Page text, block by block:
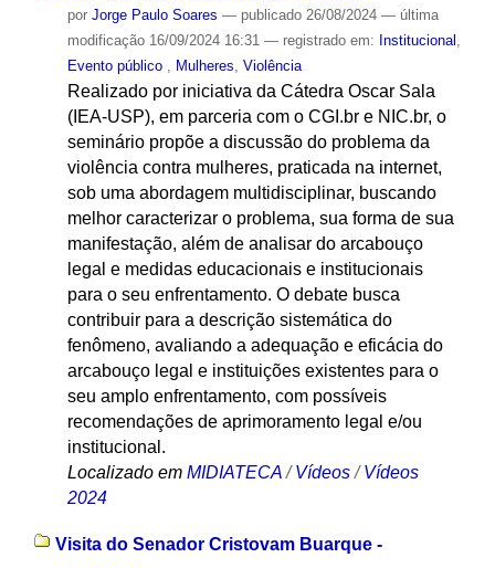
por Jorge Paulo Soares — publicado26/08/2024 — última
modificação16/09/2024 16:31 — registrado em: Institucional
Evento público
Mulheres Violência
Realizado por iniciativa da Cátedra Oscar Sala
(IEA-USP), em parceria com o CGI.br e NIC.br, o
seminário propõe a discussão do problema da
violência contra mulheres, praticada na internet,
sob uma abordagem multidisciplinar, buscando
melhor caracterizar o problema, sua forma de sua
manifestação, além de analisar do arcabouço
legal e medidas educacionais e institucionais
para o seu enfrentamento. O debate busca
contribuir para a descrição sistemática do
fenômeno, avaliando a adequação e eficácia do
arcabouço legal e instituições existentes para o
seu amplo enfrentamento, com possíveis
recomendações de aprimoramento legal e/ou
institucional.
Localizado em MIDIATECA /Vídeos /Vídeos
2024
Visita do Senador Cristovam Buarque -